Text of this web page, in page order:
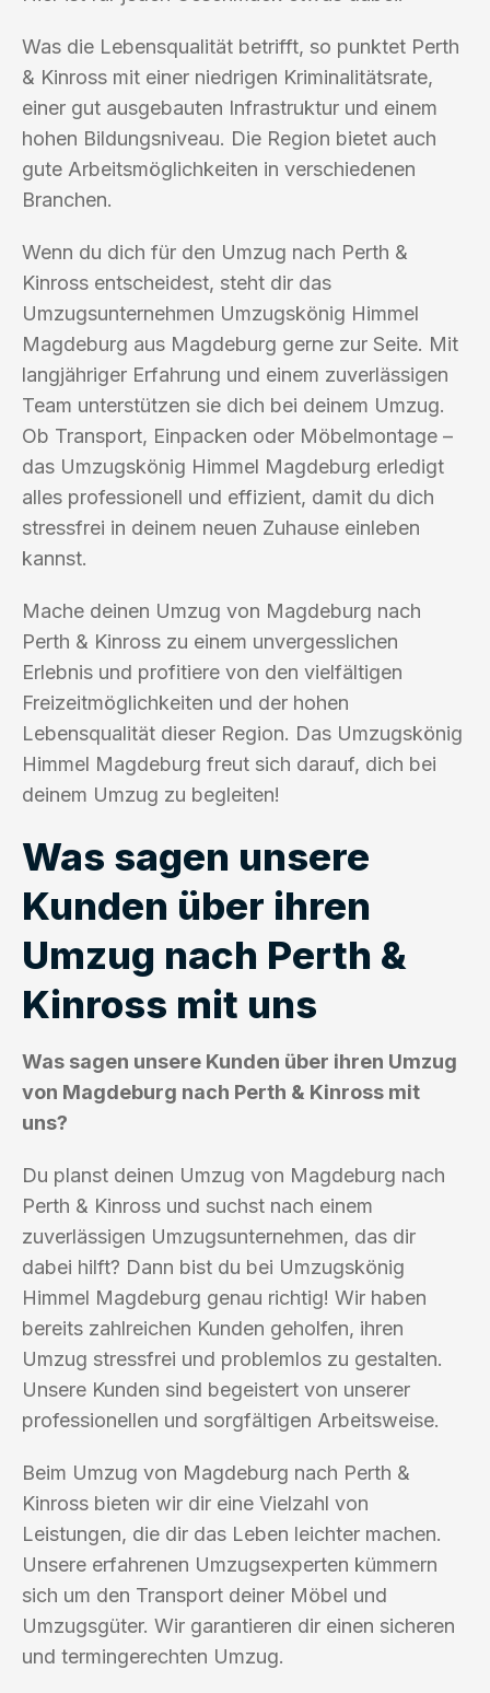
Was die Lebensqualität betrifft, so punktet Perth
& Kinross mit einer niedrigen Kriminalitätsrate,
einer gut ausgebauten Infrastruktur und einem
hohen Bildungsniveau. Die Region bietet auch
gute Arbeitsmöglichkeiten in verschiedenen
Branchen.
Wenn du dich für den Umzug nach Perth &
Kinross entscheidest, steht dir das
Umzugsunternehmen Umzugskönig Himmel
Magdeburg aus Magdeburg gerne zur Seite. Mit
langjähriger Erfahrung und einem zuverlässigen
Team unterstützen sie dich bei deinem Umzug.
Ob Transport, Einpacken oder Möbelmontage –
das Umzugskönig Himmel Magdeburg erledigt
alles professionell und effizient, damit du dich
stressfrei in deinem neuen Zuhause einleben
kannst.
Mache deinen Umzug von Magdeburg nach
Perth & Kinross zu einem unvergesslichen
Erlebnis und profitiere von den vielfältigen
Freizeitmöglichkeiten und der hohen
Lebensqualität dieser Region. Das Umzugskönig
Himmel Magdeburg freut sich darauf, dich bei
deinem Umzug zu begleiten!
Was sagen unsere
Kunden über ihren
Umzug nach Perth &
Kinross mit uns
Was sagen unsere Kunden über ihren Umzug
von Magdeburg nach Perth & Kinross mit
uns?
Du planst deinen Umzug von Magdeburg nach
Perth & Kinross und suchst nach einem
zuverlässigen Umzugsunternehmen, das dir
dabei hilft? Dann bist du bei Umzugskönig
Himmel Magdeburg genau richtig! Wir haben
bereits zahlreichen Kunden geholfen, ihren
Umzug stressfrei und problemlos zu gestalten.
Unsere Kunden sind begeistert von unserer
professionellen und sorgfältigen Arbeitsweise.
Beim Umzug von Magdeburg nach Perth &
Kinross bieten wir dir eine Vielzahl von
Leistungen, die dir das Leben leichter machen.
Unsere erfahrenen Umzugsexperten kümmern
sich um den Transport deiner Möbel und
Umzugsgüter. Wir garantieren dir einen sicheren
und termingerechten Umzug.